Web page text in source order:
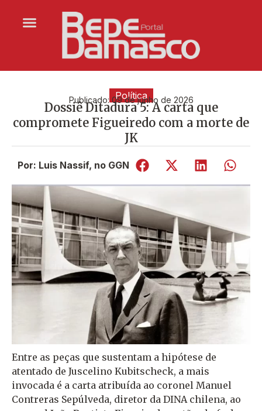
Política
Publicado: 09 de junho de 2026
Dossiê Ditadura 5: A carta que
compromete Figueiredo com a morte de
JK
Por: Luis Nassif, no GGN
Entre as peças que sustentam a hipótese de
atentado de Juscelino Kubitscheck, a mais
invocada é a carta atribuída ao coronel Manuel
Contreras Sepúlveda, diretor da DINA chilena, ao